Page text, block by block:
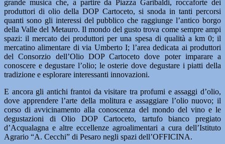
grande musica che, a partire da Piazza Garibaldi, roccaforte dei
produttori di olio della DOP Cartoceto, si snoda in tanti percorsi
quanti sono gli interessi del pubblico che raggiunge l’antico borgo
della Valle del Metauro. Il mondo del gusto trova come sempre ampi
spazi: il mercato dei produttori per una spesa di qualità a km 0; il
mercatino alimentare di via Umberto I; l’area dedicata ai produttori
del Consorzio dell’Olio DOP Cartoceto dove poter imparare a
conoscere e degustare l’olio; le osterie dove degustare i piatti della
tradizione e esplorare interessanti innovazioni.
E ancora gli antichi frantoi da visitare tra profumi e assaggi d’olio,
dove apprendere l’arte della molitura e assaggiare l’olio nuovo; il
corso di avvicinamento alla conoscenza del mondo del vino e le
degustazioni di Olio DOP Cartoceto, tartufo bianco pregiato
d’Acqualagna e altre eccellenze agroalimentari a cura dell’Istituto
Agrario “A. Cecchi” di Pesaro negli spazi dell’OFFICINA.